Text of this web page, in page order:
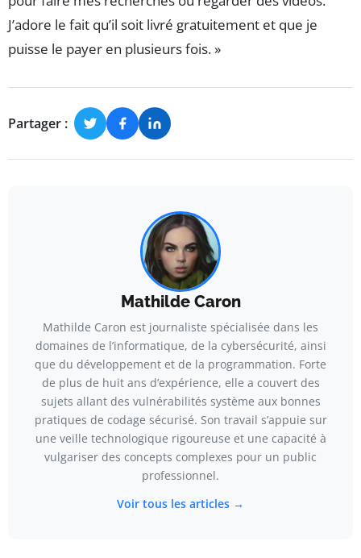
J’adore le fait qu’il soit livré gratuitement et que je
puisse le payer en plusieurs fois. »
Partager :
Mathilde Caron
Mathilde Caron est journaliste spécialisée dans les
domaines de l’informatique, de la cybersécurité, ainsi
que du développement et de la programmation. Forte
de plus de huit ans d’expérience, elle a couvert des
sujets allant des vulnérabilités système aux bonnes
pratiques de codage sécurisé. Son travail s’appuie sur
une veille technologique rigoureuse et une capacité à
vulgariser des concepts complexes pour un public
professionnel.
Voir tous les articles →